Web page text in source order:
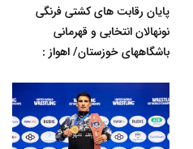
پایان رقابت های کشتی فرنگی
نونهالان انتخابی و قهرمانی
باشگاههای خوزستان/ اهواز :